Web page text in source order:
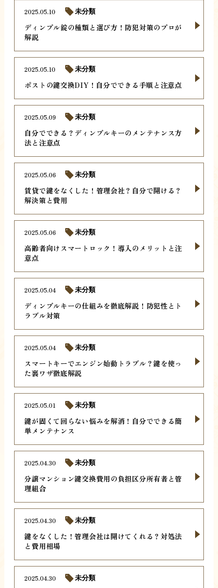
ディンプル錠の種類と選び方！防犯対策のプロが
解説
2025.05.10 未分類
ポストの鍵交換DIY！自分でできる手順と注意点
2025.05.10 未分類
自分でできる？ディンプルキーのメンテナンス方
法と注意点
2025.05.09 未分類
賃貸で鍵をなくした！管理会社？自分で開ける？
解決策と費用
2025.05.06 未分類
高齢者向けスマートロック！導入のメリットと注
意点
2025.05.06 未分類
ディンプルキーの仕組みを徹底解説！防犯性とト
ラブル対策
2025.05.04 未分類
スマートキーでエンジン始動トラブル？鍵を使っ
た裏ワザ徹底解説
2025.05.04 未分類
鍵が固くて回らない悩みを解消！自分でできる簡
単メンテナンス
2025.05.01 未分類
分譲マンション鍵交換費用の負担区分所有者と管
理組合
2025.04.30 未分類
鍵をなくした！管理会社は開けてくれる？対処法
と費用相場
2025.04.30 未分類
2025.04.30 未分類